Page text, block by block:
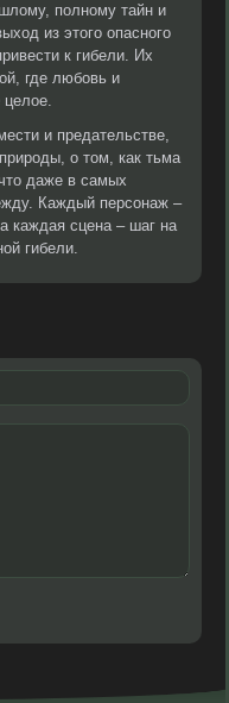
полному тайн и
из этого опасного
к гибели. Их
где любовь и
целое.
и предательстве,
о том, как тьма
даже в самых
Каждый персонаж –
каждая сцена – шаг на
гибели.